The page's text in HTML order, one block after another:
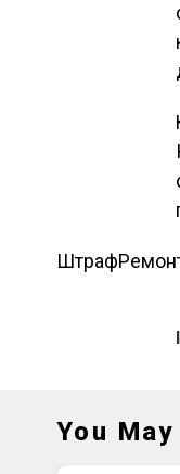
Штраф
You